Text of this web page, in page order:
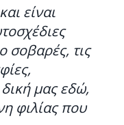
είναι
σοβαρές, τις
μας εδώ,
φιλίας που